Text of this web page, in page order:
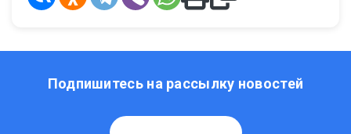
Подпишитесь на рассылку новостей